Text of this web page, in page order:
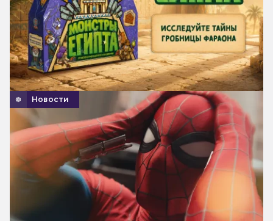
Новости